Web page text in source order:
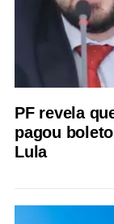
PF revela
pagou
Lula